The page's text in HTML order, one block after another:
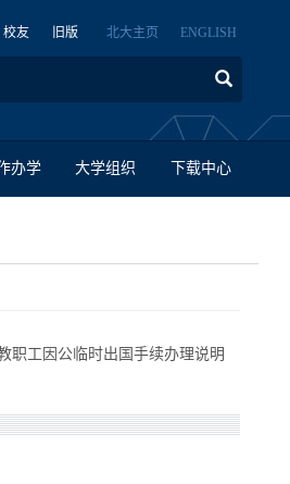
校友 旧版 北大主页 ENGLISH
办学 大学组织 下载中心
职工因公临时出国手续办理说明